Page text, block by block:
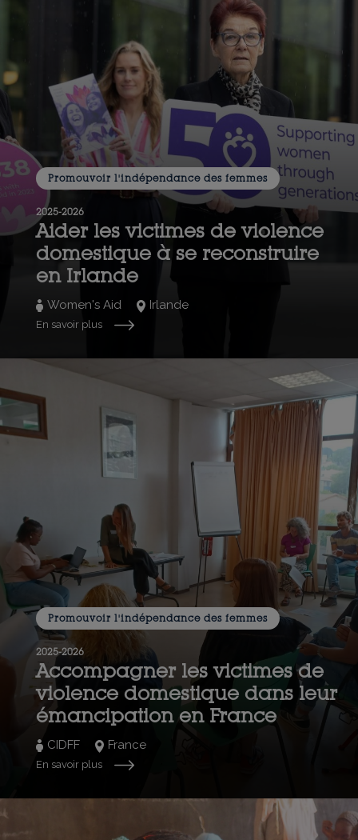
Promouvoir l'indépendance des femmes
2025-2026
Aider les victimes de violence
domestique à se reconstruire
en Irlande
Women's Aid Irlande
En savoir plus
Promouvoir l'indépendance des femmes
2025-2026
Accompagner les victimes de
violence domestique dans leur
émancipation en France
CIDFF France
En savoir plus